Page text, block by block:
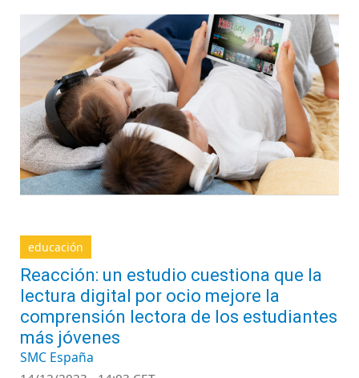
educación
Reacción: un estudio cuestiona que la
lectura digital por ocio mejore la
comprensión lectora de los estudiantes
más jóvenes
SMC España